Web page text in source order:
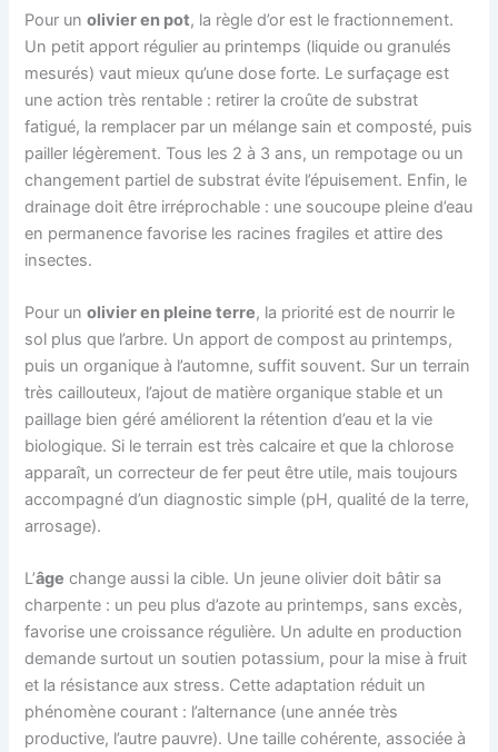
Pour unolivier en pot, la règle d’or est le fractionnement.
Un petit apport régulier au printemps (liquide ou granulés
mesurés) vaut mieux qu’une dose forte. Le surfaçage est
une action très rentable : retirer la croûte de substrat
fatigué, la remplacer par un mélange sain et composté, puis
pailler légèrement. Tous les 2 à 3 ans, un rempotage ou un
changement partiel de substrat évite l’épuisement. Enfin, le
drainage doit être irréprochable : une soucoupe pleine d’eau
en permanence favorise les racines fragiles et attire des
insectes.
Pour unolivier en pleine terre, la priorité est de nourrir le
sol plus que l’arbre. Un apport de compost au printemps,
puis un organique à l’automne, suffit souvent. Sur un terrain
très caillouteux, l’ajout de matière organique stable et un
paillage bien géré améliorent la rétention d’eau et la vie
biologique. Si le terrain est très calcaire et que la chlorose
apparaît, un correcteur de fer peut être utile, mais toujours
accompagné d’un diagnostic simple (pH, qualité de la terre,
arrosage).
L’âge change aussi la cible. Un jeune olivier doit bâtir sa
charpente : un peu plus d’azote au printemps, sans excès,
favorise une croissance régulière. Un adulte en production
demande surtout un soutien potassium, pour la mise à fruit
et la résistance aux stress. Cette adaptation réduit un
phénomène courant : l’alternance (une année très
productive, l’autre pauvre). Une taille cohérente, associée à